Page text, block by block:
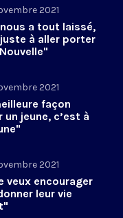
2021
a tout laissé,
à aller porter
2021
façon
un jeune, c’est à
2021
veux encourager
leur vie